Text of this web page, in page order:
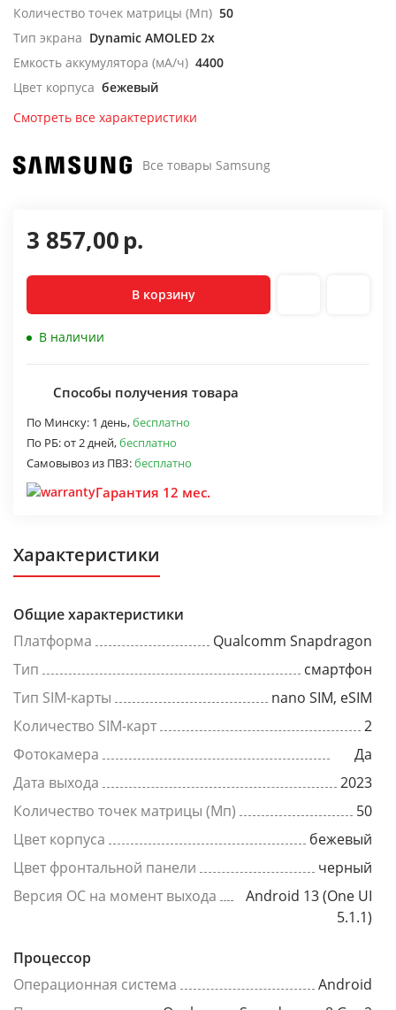
Количество точек матрицы (Мп) 50
Тип экрана Dynamic AMOLED 2x
Емкость аккумулятора (мА/ч) 4400
Цвет корпуса бежевый
Смотреть все характеристики
Все товары Samsung
3 857,00р.
В корзину
В наличии
Способы получения товара
По Минску: 1 день,бесплатно
По РБ:от 2 дней,бесплатно
Самовывоз из ПВЗ:бесплатно
Гарантия 12 мес.
Характеристики
Общие характеристики
Платформа
Qualcomm Snapdragon
Тип
смартфон
Тип SIM-карты
nano SIM, eSIM
Количество SIM-карт
2
Фотокамера
Да
Дата выхода
2023
Количество точек матрицы (Мп)
50
Цвет корпуса
бежевый
Цвет фронтальной панели
черный
Версия ОС на момент выхода
Android 13 (One UI
5.1.1)
Процессор
Операционная система
Android